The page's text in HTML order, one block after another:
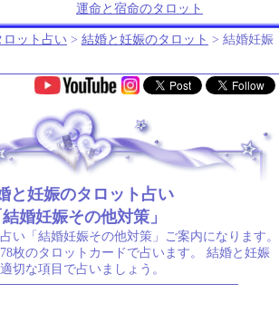
運命と宿命のタロット
ロット占い > 結婚と妊娠のタロット > 結婚妊娠
.
と妊娠のタロット占い
結婚妊娠その他対策」
い「結婚妊娠その他対策」ご案内になります。
枚のタロットカードで占います。 結婚と妊娠
切な項目で占いましょう。